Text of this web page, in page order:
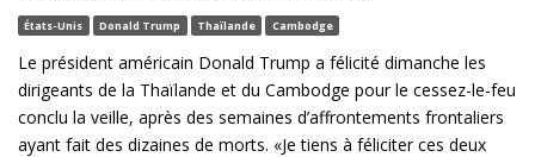
États-Unis Donald Trump Thaïlande Cambodge
Le président américain Donald Trump a félicité dimanche les
dirigeants de la Thaïlande et du Cambodge pour le cessez-le-feu
conclu la veille, après des semaines d’affrontements frontaliers
ayant fait des dizaines de morts. «Je tiens à féliciter ces deux